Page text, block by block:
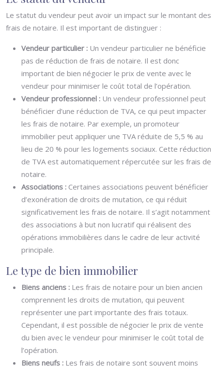
Le statut du vendeur peut avoir un impact sur le montant des
frais de notaire. Il est important de distinguer :
Vendeur particulier : Un vendeur particulier ne bénéficie
pas de réduction de frais de notaire. Il est donc
important de bien négocier le prix de vente avec le
vendeur pour minimiser le coût total de l’opération.
Vendeur professionnel : Un vendeur professionnel peut
bénéficier d’une réduction de TVA, ce qui peut impacter
les frais de notaire. Par exemple, un promoteur
immobilier peut appliquer une TVA réduite de 5,5 % au
lieu de 20 % pour les logements sociaux. Cette réduction
de TVA est automatiquement répercutée sur les frais de
notaire.
Associations : Certaines associations peuvent bénéficier
d’exonération de droits de mutation, ce qui réduit
significativement les frais de notaire. Il s’agit notamment
des associations à but non lucratif qui réalisent des
opérations immobilières dans le cadre de leur activité
principale.
Le type de bien immobilier
Biens anciens : Les frais de notaire pour un bien ancien
comprennent les droits de mutation, qui peuvent
représenter une part importante des frais totaux.
Cependant, il est possible de négocier le prix de vente
du bien avec le vendeur pour minimiser le coût total de
l’opération.
Biens neufs : Les frais de notaire sont souvent moins